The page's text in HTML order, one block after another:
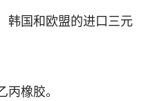
韩国和欧盟的进口三元
橡胶。